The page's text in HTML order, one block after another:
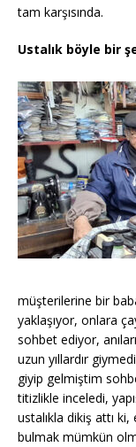
tam karşısında.
Ustalık böyle bir
müşterilerine bir
yaklaşıyor, onlara
sohbet ediyor,
uzun yıllardır
giyip gelmiştim
titizlikle inceledi,
ustalıkla dikiş attı
bulmak mümkün